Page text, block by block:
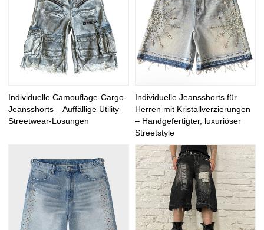
Individuelle Camouflage-Cargo-
Jeansshorts – Auffällige Utility-
Streetwear-Lösungen
Individuelle Jeansshorts für
Herren mit Kristallverzierungen
– Handgefertigter, luxuriöser
Streetstyle